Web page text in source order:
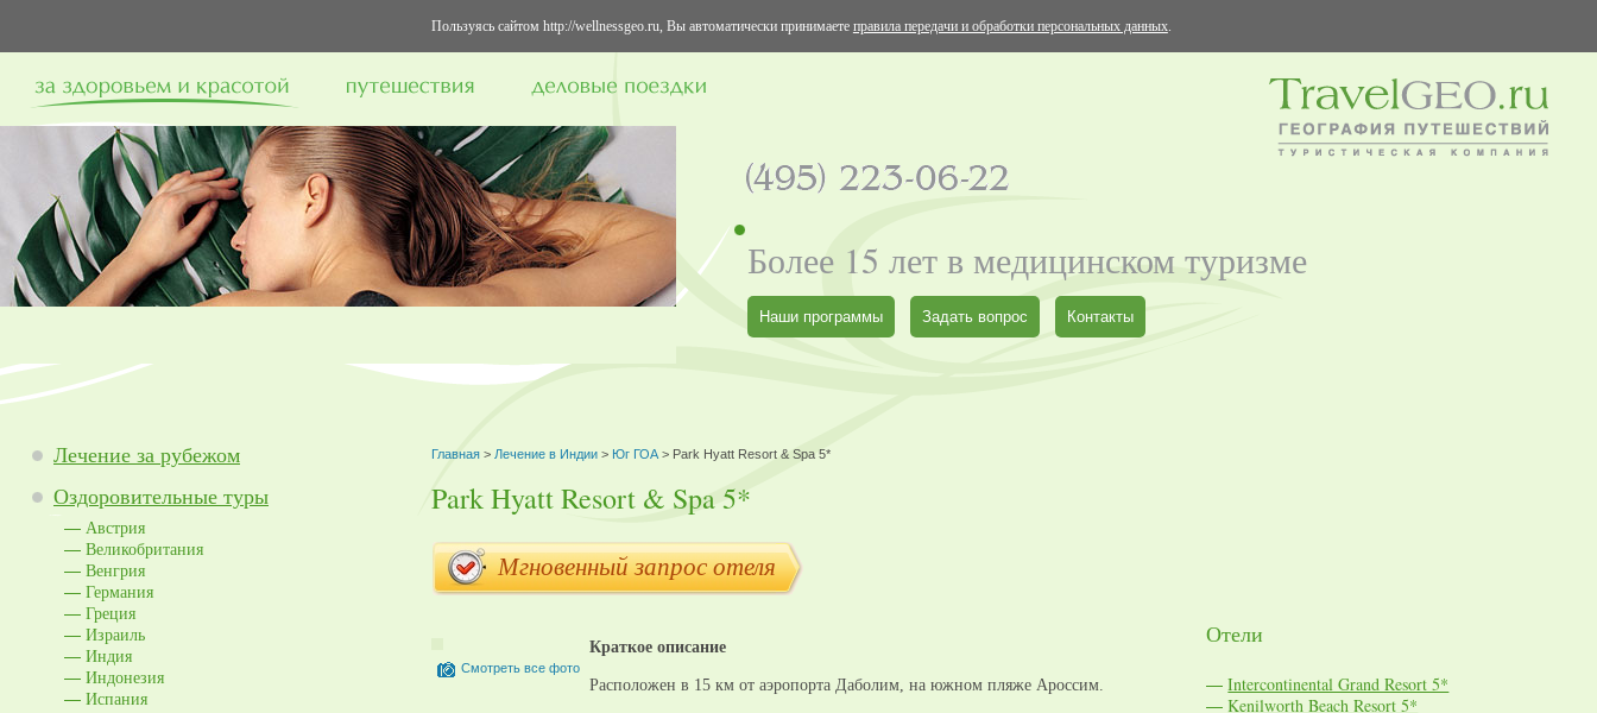
Пользуясь сайтом http://wellnessgeo.ru, Вы автоматически принимаете правила передачи и обработки персональных данных.
Более 15 лет в медицинском туризме
Наши программы Задать вопрос Контакты
Лечение за рубежом
Оздоровительные туры
Австрия
Великобритания
Венгрия
Германия
Греция
Израиль
Индия
Индонезия
Испания
Главная> Лечение в Индии> Юг ГОА> Park Hyatt Resort & Spa 5*
Park Hyatt Resort & Spa 5*
Мгновенный запрос отеля
Смотреть все фото
Краткое описание
Расположен в 15 км от аэропорта Даболим, на южном пляже Ароссим.
Отели
Intercontinental Grand Resort 5*
Kenilworth Beach Resort 5*